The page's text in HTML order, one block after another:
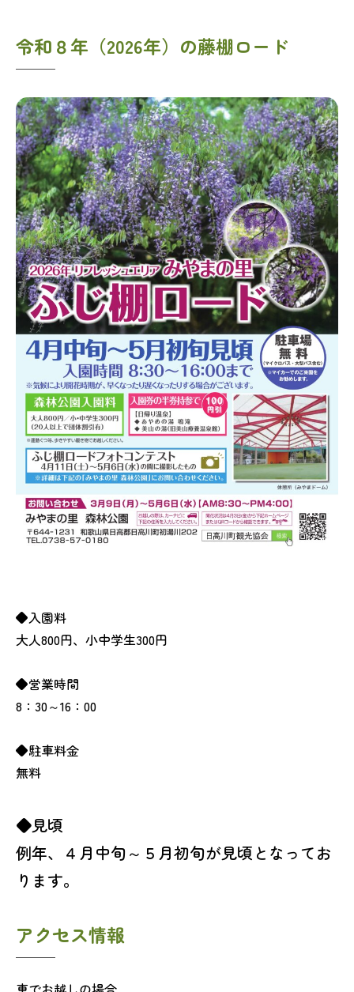
令和８年（2026年）の藤棚ロード
◆入園料
大人800円、小中学生300円
◆営業時間
8：30～16：00
◆駐車料金
無料
◆見頃
例年、４月中旬～５月初旬が見頃となってお
ります。
アクセス情報